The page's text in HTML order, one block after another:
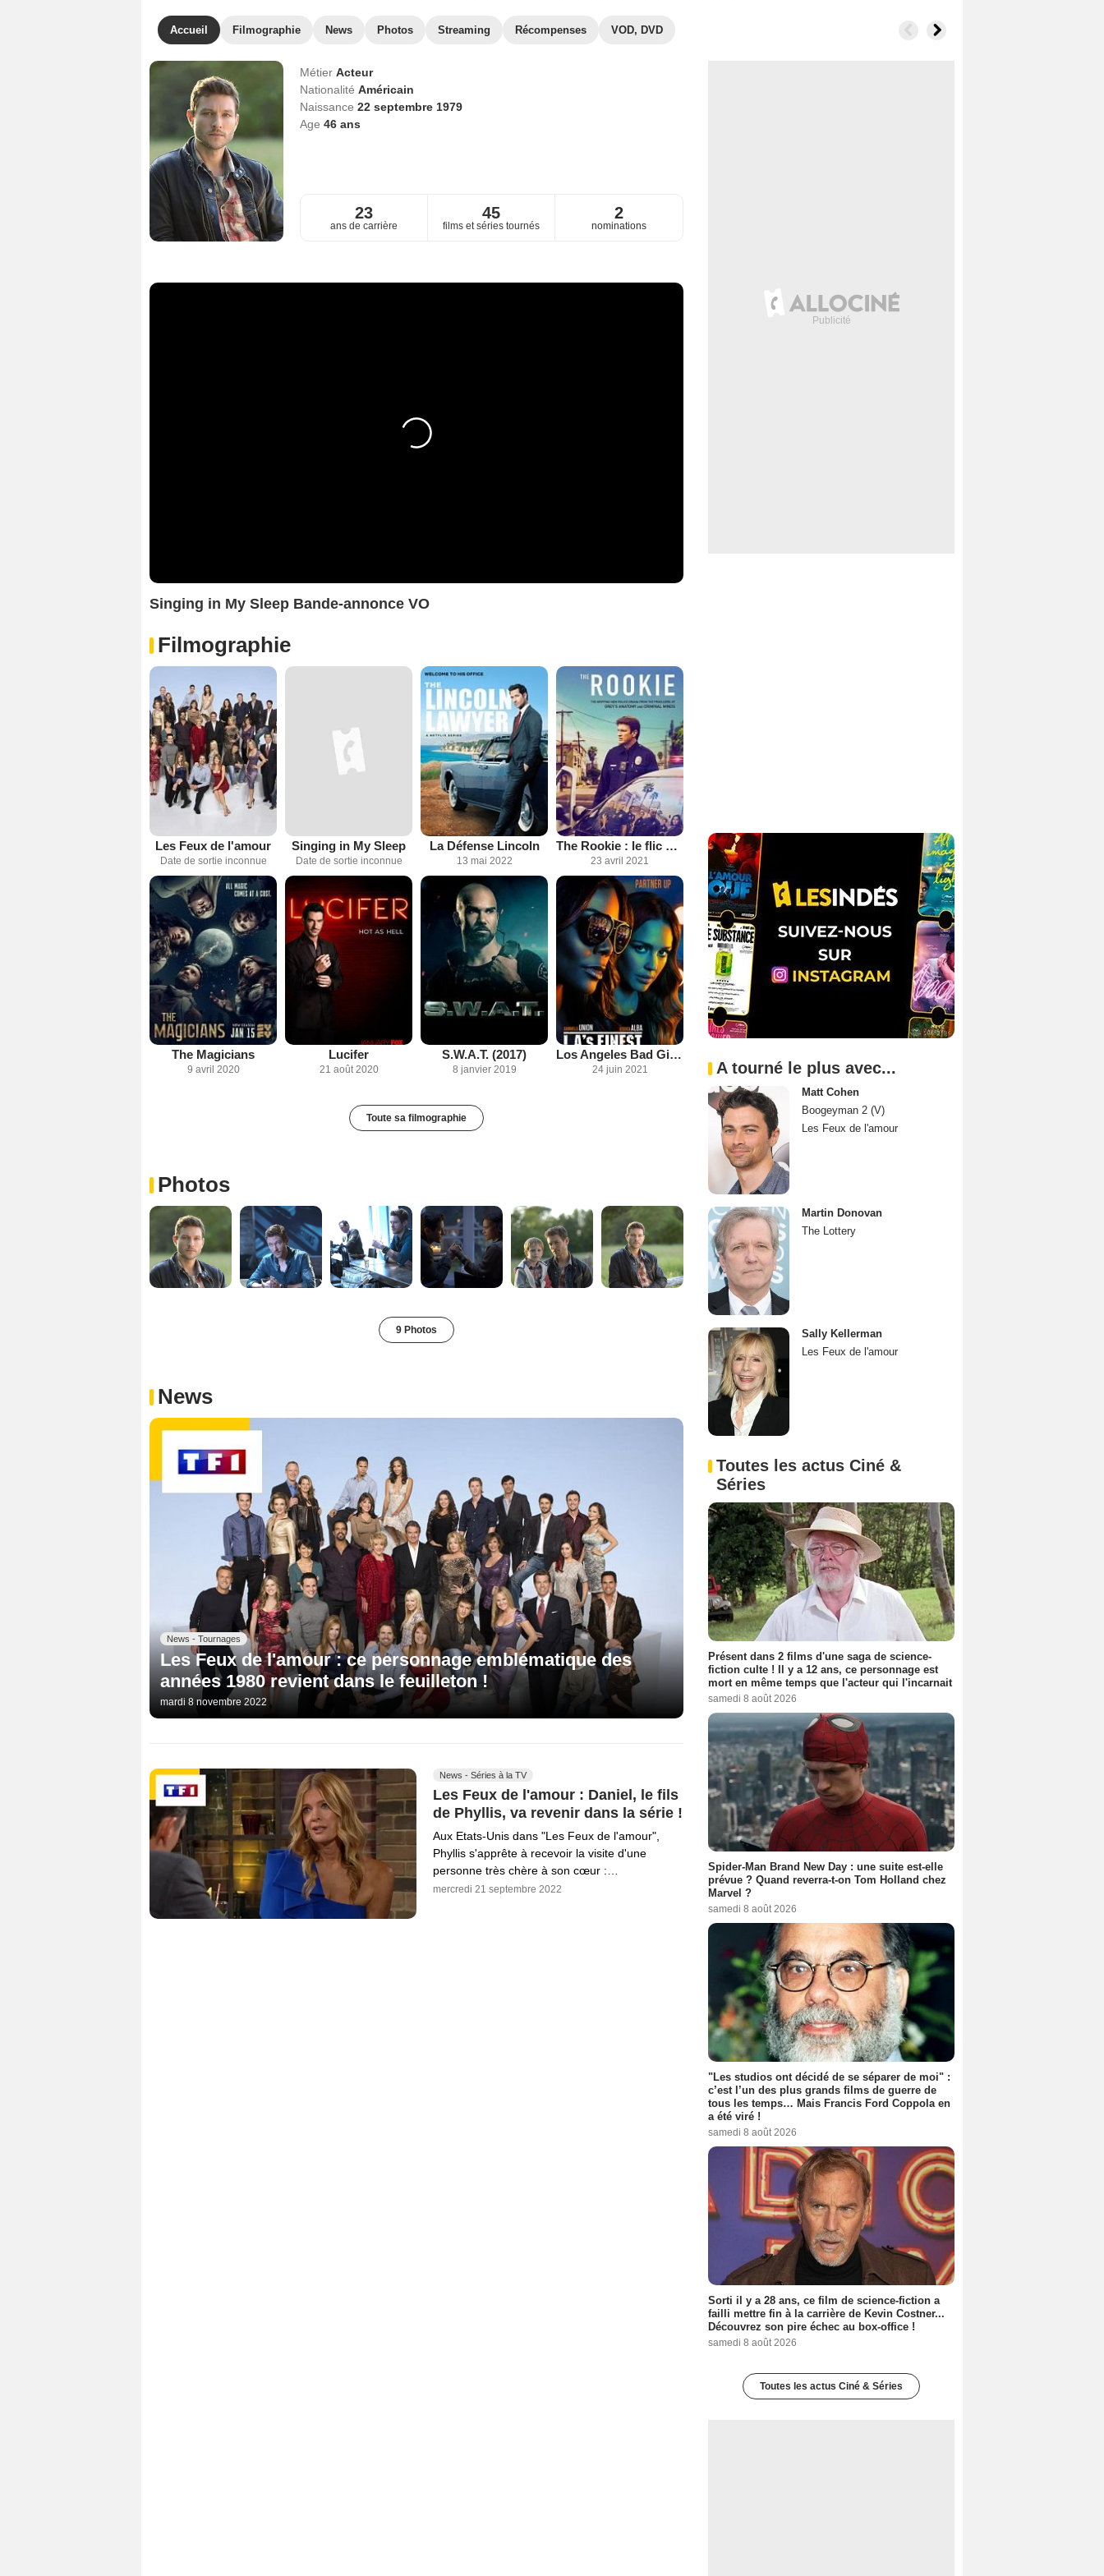
Accueil Filmographie News Photos Streaming Récompenses VOD, DVD
Métier Acteur
Nationalité Américain
Naissance 22 septembre 1979
Age 46ans
23
ans de carrière
45
films et séries tournés
2
nominations
Singing in My Sleep Bande-annonce VO
Filmographie
Les Feux de l'amour
Date de sortie inconnue
Singing in My Sleep
Date de sortie inconnue
La Défense Lincoln
13 mai 2022
The Rookie : le flic de Los Angeles
23 avril 2021
The Magicians
9 avril 2020
Lucifer
21 août 2020
S.W.A.T. (2017)
8 janvier 2019
Los Angeles Bad Girls
24 juin 2021
Toute sa filmographie
Photos
9 Photos
News
News - Tournages
Les Feux de l'amour : ce personnage emblématique des
années 1980 revient dans le feuilleton !
mardi 8 novembre 2022
News - Séries à la TV
Les Feux de l'amour : Daniel, le fils
de Phyllis, va revenir dans la série !
Aux Etats-Unis dans "Les Feux de l'amour",
Phyllis s'apprête à recevoir la visite d'une
personne très chère à son cœur :…
mercredi 21 septembre 2022
A tourné le plus avec...
Matt Cohen
Boogeyman 2 (V)
Les Feux de l'amour
Martin Donovan
The Lottery
Sally Kellerman
Les Feux de l'amour
Toutes les actus Ciné &
Séries
Présent dans 2 films d'une saga de science-
fiction culte ! Il y a 12 ans, ce personnage est
mort en même temps que l'acteur qui l'incarnait
samedi 8 août 2026
Spider-Man Brand New Day : une suite est-elle
prévue ? Quand reverra-t-on Tom Holland chez
Marvel ?
samedi 8 août 2026
"Les studios ont décidé de se séparer de moi" :
c’est l’un des plus grands films de guerre de
tous les temps… Mais Francis Ford Coppola en
a été viré !
samedi 8 août 2026
Sorti il y a 28 ans, ce film de science-fiction a
failli mettre fin à la carrière de Kevin Costner...
Découvrez son pire échec au box-office !
samedi 8 août 2026
Toutes les actus Ciné & Séries